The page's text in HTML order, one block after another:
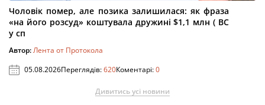
Чоловік помер, але позика залишилася: як фраза
«на його розсуд» коштувала дружині $1,1 млн ( ВС
у сп
Автор:Лента от Протокола
05.08.2026Переглядів:620Коментарі:0
Дивитись усі новини